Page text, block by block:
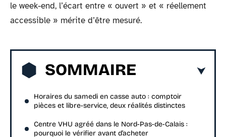
le week-end, l’écart entre « ouvert » et « réellement
accessible » mérite d’être mesuré.
SOMMAIRE
Horaires du samedi en casse auto : comptoir
pièces et libre-service, deux réalités distinctes
Centre VHU agréé dans le Nord-Pas-de-Calais :
pourquoi le vérifier avant d’acheter